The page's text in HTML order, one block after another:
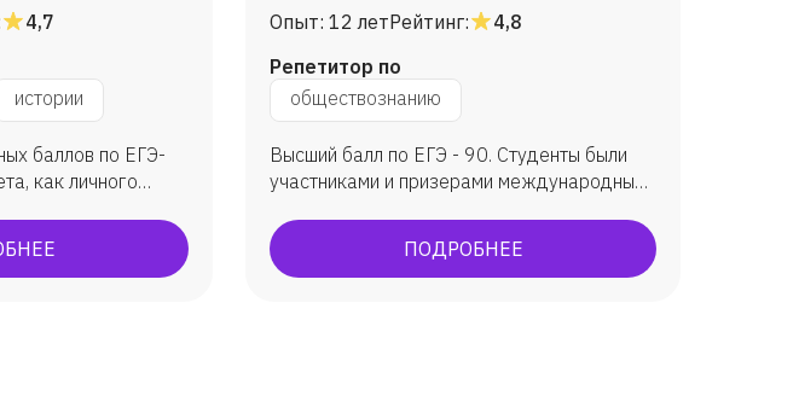
4,7
истории
баллов по ЕГЭ-
баллов.
Опыт: 12 летРейтинг:
4,8
Репетитор по
обществознанию
Высший балл по ЕГЭ - 90. Студенты были
участниками и призерами международных
конференциях, олимпиадах, писали
научные работы. Участвую сама в подобных
ПОДРОБНЕЕ